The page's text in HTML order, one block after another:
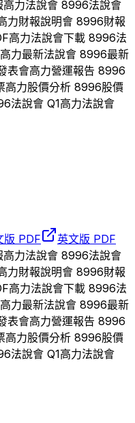
高力法說會 8996法說會
力財報說明會 8996財報
高力法說會下載 8996法
高力最新法說會 8996最新
表會高力營運報告 8996
高力股價分析 8996股價
法說會 Q1高力法說會
版 PDF
英文版 PDF
高力法說會 8996法說會
力財報說明會 8996財報
高力法說會下載 8996法
高力最新法說會 8996最新
表會高力營運報告 8996
高力股價分析 8996股價
法說會 Q1高力法說會